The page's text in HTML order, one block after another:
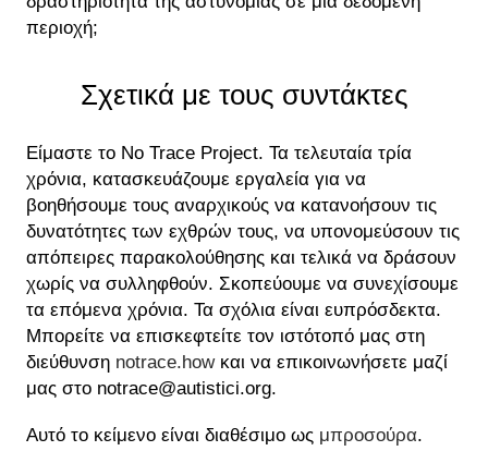
περιοχή;
Σχετικά με τους συντάκτες
Είμαστε το No Trace Project. Τα τελευταία τρία
χρόνια, κατασκευάζουμε εργαλεία για να
βοηθήσουμε τους αναρχικούς να κατανοήσουν τις
δυνατότητες των εχθρών τους, να υπονομεύσουν τις
απόπειρες παρακολούθησης και τελικά να δράσουν
χωρίς να συλληφθούν. Σκοπεύουμε να συνεχίσουμε
τα επόμενα χρόνια. Τα σχόλια είναι ευπρόσδεκτα.
Μπορείτε να επισκεφτείτε τον ιστότοπό μας στη
διεύθυνση notrace.howκαι να επικοινωνήσετε μαζί
μας στο notrace@autistici.org.
Αυτό το κείμενο είναι διαθέσιμο ως μπροσούρα.